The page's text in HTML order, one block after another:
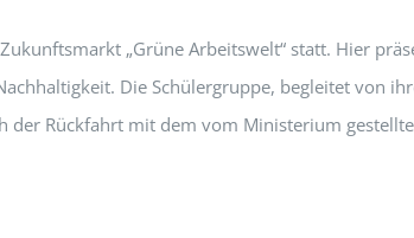
„Grüne Arbeitswelt“ statt. Hier
Die Schülergruppe, begleitet von
der Rückfahrt mit dem vom Ministerium